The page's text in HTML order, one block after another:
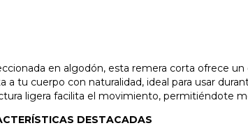
en algodón, esta remera corta ofrece
a tu cuerpo con naturalidad, ideal para usar
ligera facilita el movimiento, permitiéndote
DESTACADAS